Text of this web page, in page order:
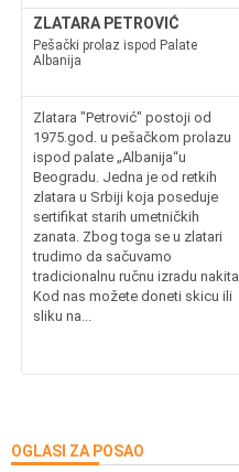
ZLATARA PETROVIĆ
Pešački prolaz ispod Palate
Albanija
Zlatara "Petrović" postoji od
1975.god. u pešačkom prolazu
ispod palate „Albanija“u
Beogradu. Jedna je od retkih
zlatara u Srbiji koja poseduje
sertifikat starih umetničkih
zanata. Zbog toga se u zlatari
trudimo da sačuvamo
tradicionalnu ručnu izradu nakita.
Kod nas možete doneti skicu ili
sliku na...
OGLASI ZA POSAO